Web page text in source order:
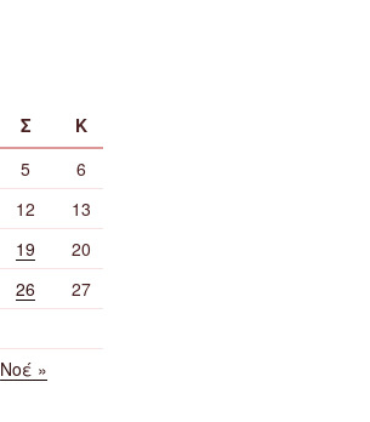
Σ
Κ
5
6
12
13
19
20
26
27
Νοέ »